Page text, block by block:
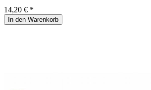
14,20 € *
In den Warenkorb